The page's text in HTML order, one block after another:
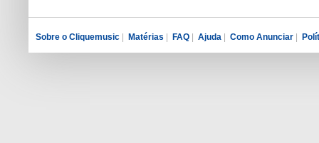
Sobre o Cliquemusic | Matérias | FAQ | Ajuda | Como Anunciar |